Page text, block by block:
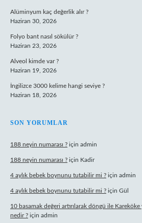
Alüminyum kaç değerlik alır ?
Haziran 30, 2026
Folyo bant nasıl sökülür ?
Haziran 23, 2026
Alveol kimde var ?
Haziran 19, 2026
İngilizce 3000 kelime hangi seviye ?
Haziran 18, 2026
SON YORUMLAR
188 neyin numarası ? için admin
188 neyin numarası ? için Kadir
4 aylık bebek boynunu tutabilir mi ? için admin
4 aylık bebek boynunu tutabilir mi ? için Gül
10 basamak değeri artırılarak döngü ile Kareköke
nedir ? için admin